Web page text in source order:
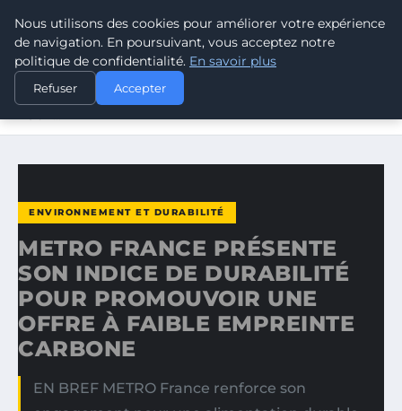
CLIMATE RESPONSE BLOG
ACCUEIL
ENVIRONNEMENT ET DURABILITÉ
METRO FRANCE PRÉSENTE SON INDICE DE DURABILITÉ
ENVIRONNEMENT ET DURABILITÉ
METRO FRANCE PRÉSENTE
SON INDICE DE DURABILITÉ
POUR PROMOUVOIR UNE
OFFRE À FAIBLE EMPREINTE
CARBONE
EN BREF METRO France renforce son
Nous utilisons des cookies pour améliorer votre expérience
de navigation. En poursuivant, vous acceptez notre
politique de confidentialité. En savoir plus
Refuser Accepter